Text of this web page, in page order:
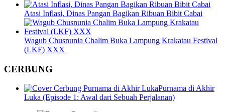
Atasi Inflasi, Dinas Pangan Bagikan Ribuan Bibit Cabai
Wagub Chusnunia Chalim Buka Lampung Krakatau Festival
(LKF) XXX
CERBUNG
Purnama di Akhir
Luka (Episode 1: Awal dari Sebuah Perjalanan)